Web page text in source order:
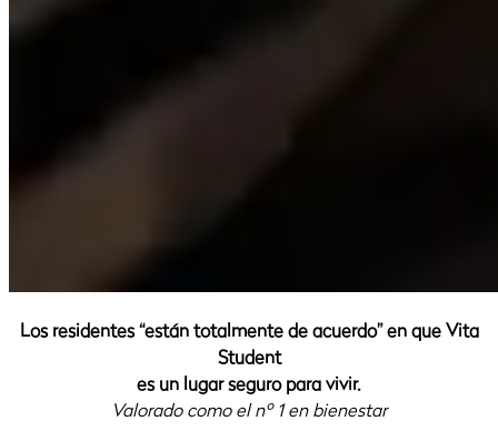
Los residentes “están totalmente de acuerdo” en que Vita
Student
es un lugar seguro para vivir.
Valorado como el nº 1 en bienestar